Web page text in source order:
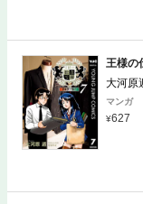
王様の
大河原
マンガ
627